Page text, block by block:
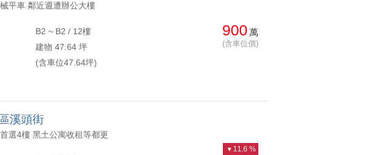
平車 鄰近週遭辦公大樓
B2 ~ B2 / 12樓
建物 47.64 坪
(含車位47.64坪)
900 萬
(含車位價)
溪頭街
選4樓 黑土公寓收租等都更
11.6 %